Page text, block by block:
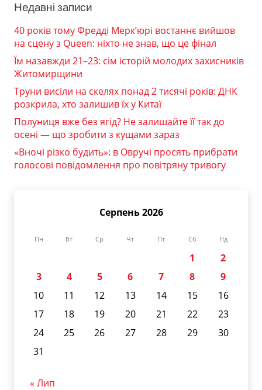
Недавні записи
40 років тому Фредді Мерк’юрі востаннє вийшов
на сцену з Queen: ніхто не знав, що це фінал
Їм назавжди 21–23: сім історій молодих захисників
Житомирщини
Труни висіли на скелях понад 2 тисячі років: ДНК
розкрила, хто залишив їх у Китаї
Полуниця вже без ягід? Не залишайте її так до
осені — що зробити з кущами зараз
«Вночі різко будить»: в Овручі просять прибрати
голосові повідомлення про повітряну тривогу
Серпень 2026
Пн Вт Ср Чт Пт Сб Нд
1
2
3
4 5 6 7 8
9
10
11 12 13 14 15
16
17
18 19 20 21 22
23
24
25 26 27 28 29
30
31
« Лип